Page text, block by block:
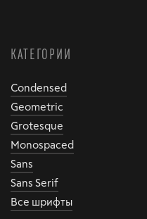
КАТЕГОРИИ
Condensed
Geometric
Grotesque
Monospaced
Sans
Sans Serif
Все шрифты